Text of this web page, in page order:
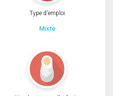
Type d'emploi
Mixte